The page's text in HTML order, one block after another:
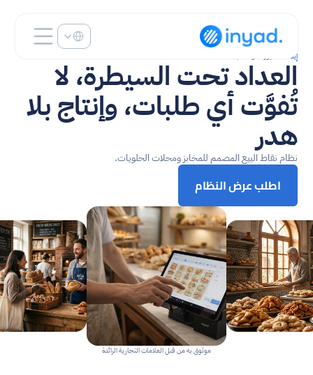
إيناد للمخبوزات والمعجنات
العداد تحت السيطرة، لا
هدر
نظام نقاط البيع المصمم للمخابز ومحلات الحلويات.
اطلب عرض النظام
موثوق به من قبل العلامات التجارية الرائدة
Select Language